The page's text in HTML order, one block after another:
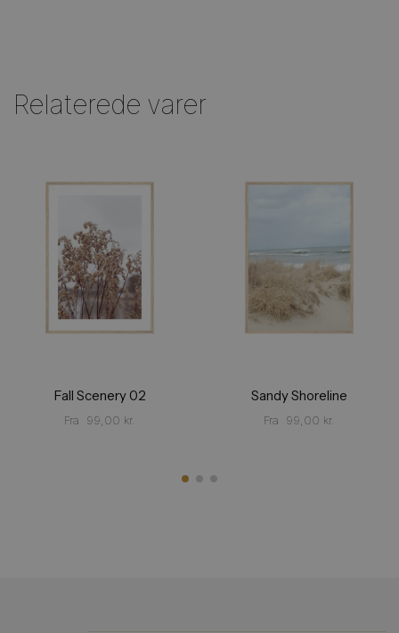
Relaterede varer
Fall Scenery 02
Fra 99,00 kr.
Sandy Shoreline
Fra 99,00 kr.